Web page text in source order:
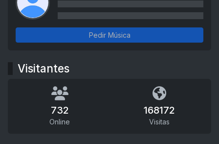
Pedir Música
Visitantes
732
Online
168172
Visitas